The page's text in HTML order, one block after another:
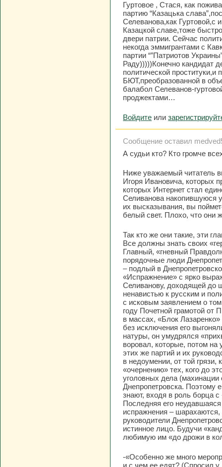
Гуртовое , Стася, как
партию “Казацька
Селеванова,как Гуртовой,с
Казацкой славе,тоже
двери патрии. Сейчас
некогда эммигрантами с
партии “”Патриотов
Раду)))))Конечно кандидат
политической
БЮТ,преобразованной в
балабол Селеванов-
проджектами…
Войдите или
Сообщение оставил
А судьи кто? Кто громче
Ниже уважаемый читатель
Игоря Ивановича, которых
которых Интернет стал
Селиванова накопившуюся
их высказывания, вы
белый свет. Плохо, что они
Так кто же они такие, эти
Все должны знать своих
Главный, «гневный
порядочные люди
– подлый в
«Испражнение» с ярко
Селиванову, доходящей до
ненавистью к русским и
с исковым заявлением о
году Почетной грамотой от
в массах, «Блок
без исключения его
натуры, он умудрялся
воровал, которые, потом на
этих же партий и их
в недоумении, от той
«очернению» тех, кого до
уголовных дела (махинации
Днепропетровска. Поэтому
знают, входя в роль борца
Последняя его
испражнения –
руководители
истинное лицо. Будучи
любимую им «до дрожи в
-«Особенно же много
и с чем ее едят? (Спросил